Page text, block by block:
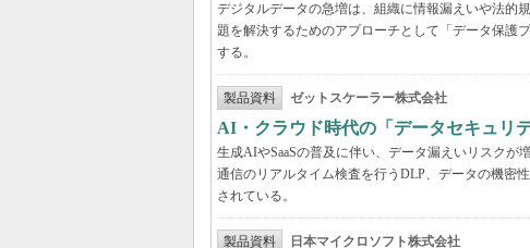
デジタルデータの急増は、組織に情報漏えいや法的
題を解決するためのアプローチとして「データ保護
する。
製品資料 ゼットスケーラー株式会社
AI・クラウド時代の「データセキュリ
生成AIやSaaSの普及に伴い、データ漏えいリスクが
通信のリアルタイム検査を行うDLP、データの機密
されている。
製品資料 日本マイクロソフト株式会社